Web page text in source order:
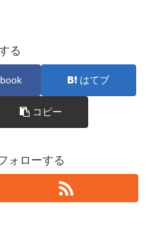
る
はてブ
コピー
ォローする